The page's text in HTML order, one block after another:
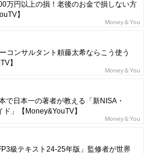
万円以上の損！老後のお金で損しない方
】
Money＆You
コンサルタント頼藤太希ならこう使う
】
Money＆You
で日本一の著者が教える「新NISA・
」【Money&YouTV】
Money＆You
級テキスト24-25年版」監修者が世界